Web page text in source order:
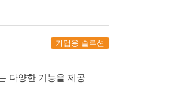
기업용 솔루션
다양한 기능을 제공